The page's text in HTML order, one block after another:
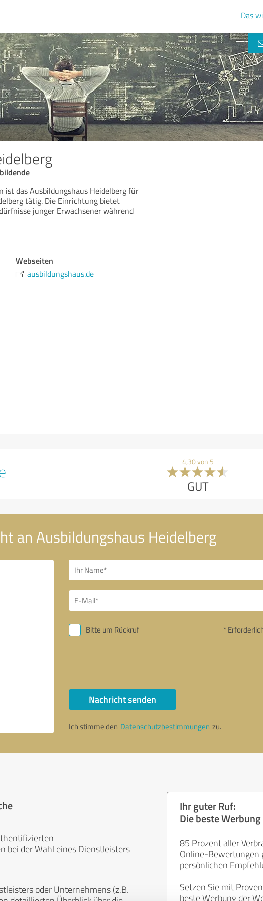
Das
das Ausbildungshaus Heidelberg für
tätig. Die Einrichtung bietet
junger Erwachsener während
Webseiten
ausbildungshaus.de
4,30 von 5
GUT
an Ausbildungshaus Heidelberg
Bitte um Rückruf *
Nachricht senden
Ich stimme den Datenschutzbestimmungen zu.
bei der Wahl eines Dienstleisters
oder Unternehmens (z.B.
Ihr guter Ruf:
Die beste
85 Prozent aller
Online-Bewertungen
persönlichen
Setzen Sie mit
beste Werbung der